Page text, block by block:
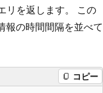
リを返します。 この
報の時間間隔を並べて
コピー